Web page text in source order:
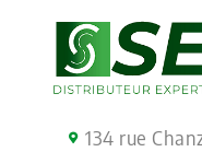
134 rue